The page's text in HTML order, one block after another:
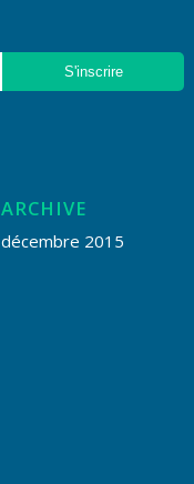
ARCHIVE
décembre 2015